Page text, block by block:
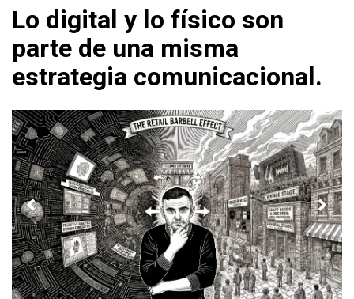
Lo digital y lo físico son
parte de una misma
estrategia comunicacional.